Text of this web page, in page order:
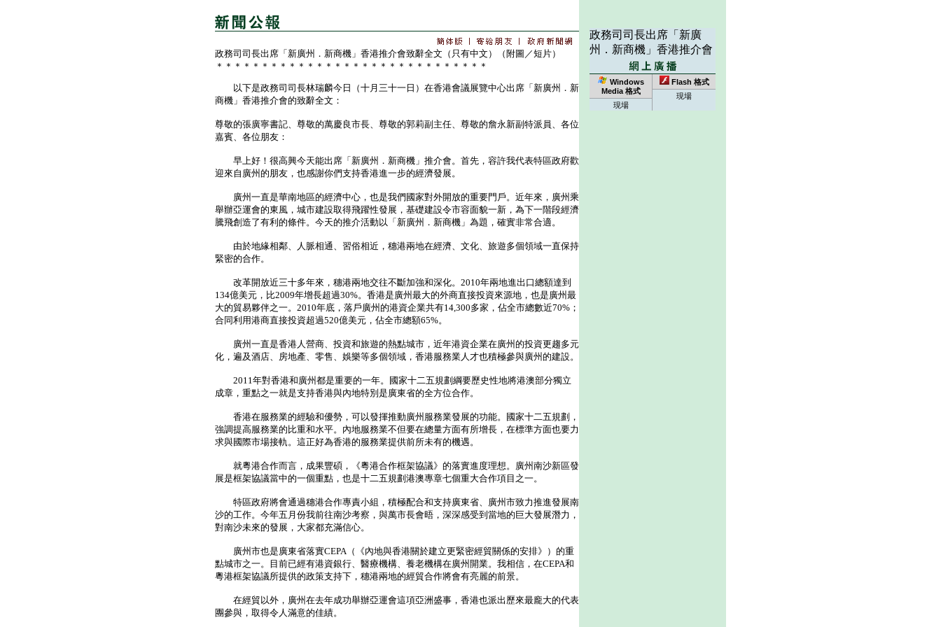
政務司司長出席「新廣州．新商機」香港推介會致辭全文（只有中文）（附圖／短片）
＊＊＊＊＊＊＊＊＊＊＊＊＊＊＊＊＊＊＊＊＊＊＊＊＊＊＊＊＊＊
以下是政務司司長林瑞麟今日（十月三十一日）在香港會議展覽中心出席「新廣州．新
商機」香港推介會的致辭全文：
尊敬的張廣寧書記、尊敬的萬慶良市長、尊敬的郭莉副主任、尊敬的詹永新副特派員、各位
嘉賓、各位朋友：
早上好！很高興今天能出席「新廣州．新商機」推介會。首先，容許我代表特區政府歡
迎來自廣州的朋友，也感謝你們支持香港進一步的經濟發展。
廣州一直是華南地區的經濟中心，也是我們國家對外開放的重要門戶。近年來，廣州乘
舉辦亞運會的東風，城市建設取得飛躍性發展，基礎建設令市容面貌一新，為下一階段經濟
騰飛創造了有利的條件。今天的推介活動以「新廣州．新商機」為題，確實非常合適。
由於地緣相鄰、人脈相通、習俗相近，穗港兩地在經濟、文化、旅遊多個領域一直保持
緊密的合作。
改革開放近三十多年來，穗港兩地交往不斷加強和深化。2010年兩地進出口總額達到
134億美元，比2009年增長超過30%。香港是廣州最大的外商直接投資來源地，也是廣州最
大的貿易夥伴之一。2010年底，落戶廣州的港資企業共有14,300多家，佔全市總數近70%；
合同利用港商直接投資超過520億美元，佔全市總額65%。
廣州一直是香港人營商、投資和旅遊的熱點城市，近年港資企業在廣州的投資更趨多元
化，遍及酒店、房地產、零售、娛樂等多個領域，香港服務業人才也積極參與廣州的建設。
2011年對香港和廣州都是重要的一年。國家十二五規劃綱要歷史性地將港澳部分獨立
成章，重點之一就是支持香港與內地特別是廣東省的全方位合作。
香港在服務業的經驗和優勢，可以發揮推動廣州服務業發展的功能。國家十二五規劃，
強調提高服務業的比重和水平。內地服務業不但要在總量方面有所增長，在標準方面也要力
求與國際市場接軌。這正好為香港的服務業提供前所未有的機遇。
就粵港合作而言，成果豐碩，《粵港合作框架協議》的落實進度理想。廣州南沙新區發
展是框架協議當中的一個重點，也是十二五規劃港澳專章七個重大合作項目之一。
特區政府將會通過穗港合作專責小組，積極配合和支持廣東省、廣州市致力推進發展南
沙的工作。今年五月份我前往南沙考察，與萬市長會晤，深深感受到當地的巨大發展潛力，
對南沙未來的發展，大家都充滿信心。
廣州市也是廣東省落實CEPA（《內地與香港關於建立更緊密經貿關係的安排》）的重
點城市之一。目前已經有港資銀行、醫療機構、養老機構在廣州開業。我相信，在CEPA和
粵港框架協議所提供的政策支持下，穗港兩地的經貿合作將會有亮麗的前景。
在經貿以外，廣州在去年成功舉辦亞運會這項亞洲盛事，香港也派出歷來最龐大的代表
團參與，取得令人滿意的佳績。
政務司司長出席「新廣
州．新商機」香港推介會
Windows
Media 格式
現場
Flash 格式
現場